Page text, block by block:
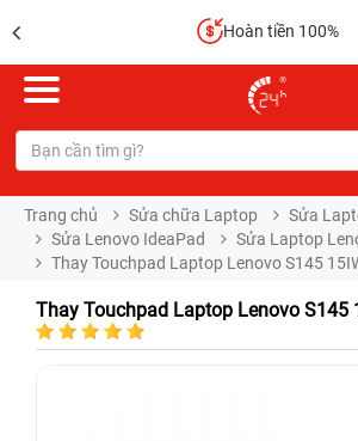
Trang chủ Sửa chữa Laptop
Sửa
Sửa Lenovo IdeaPad
Sửa Laptop
Thay Touchpad Laptop Lenovo S145
Thay Touchpad Laptop Lenovo S145